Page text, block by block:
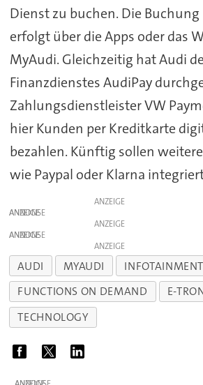
Dienst zu buchen. Die
erfolgt über die Apps oder das
MyAudi. Gleichzeitig hat Audi
Finanzdienstes AudiPay
Zahlungsdienstleister VW
hier Kunden per Kreditkarte
bezahlen. Künftig sollen
wie Paypal oder Klarna
ANZEIGE
ANZEIGE
ANZEIGE
ANZEIGE
ANZEIGE
AUDI MYAUDI
INFOTAINMENT
FUNCTIONS ON DEMAND
E-
TECHNOLOGY